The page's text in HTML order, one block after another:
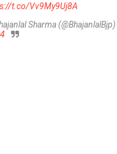
t.co/Vv9My9Uj8A
Sharma (@BhajanlalBjp)